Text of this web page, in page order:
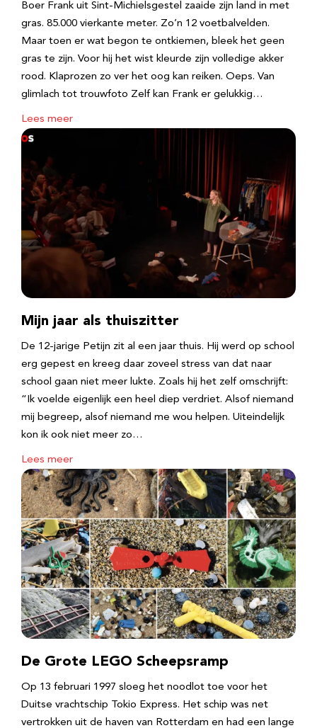
Boer Frank uit Sint-Michielsgestel zaaide zijn land in met
gras. 85.000 vierkante meter. Zo’n 12 voetbalvelden.
Maar toen er wat begon te ontkiemen, bleek het geen
gras te zijn. Voor hij het wist kleurde zijn volledige akker
rood. Klaprozen zo ver het oog kan reiken. Oeps. Van
glimlach tot trouwfoto Zelf kan Frank er gelukkig…
Lees meer
Mijn jaar als thuiszitter
De 12-jarige Petijn zit al een jaar thuis. Hij werd op school
erg gepest en kreeg daar zoveel stress van dat naar
school gaan niet meer lukte. Zoals hij het zelf omschrijft:
“Ik voelde eigenlijk een heel diep verdriet. Alsof niemand
mij begreep, alsof niemand me wou helpen. Uiteindelijk
kon ik ook niet meer zo…
Lees meer
De Grote LEGO Scheepsramp
Op 13 februari 1997 sloeg het noodlot toe voor het
Duitse vrachtschip Tokio Express. Het schip was net
vertrokken uit de haven van Rotterdam en had een lange